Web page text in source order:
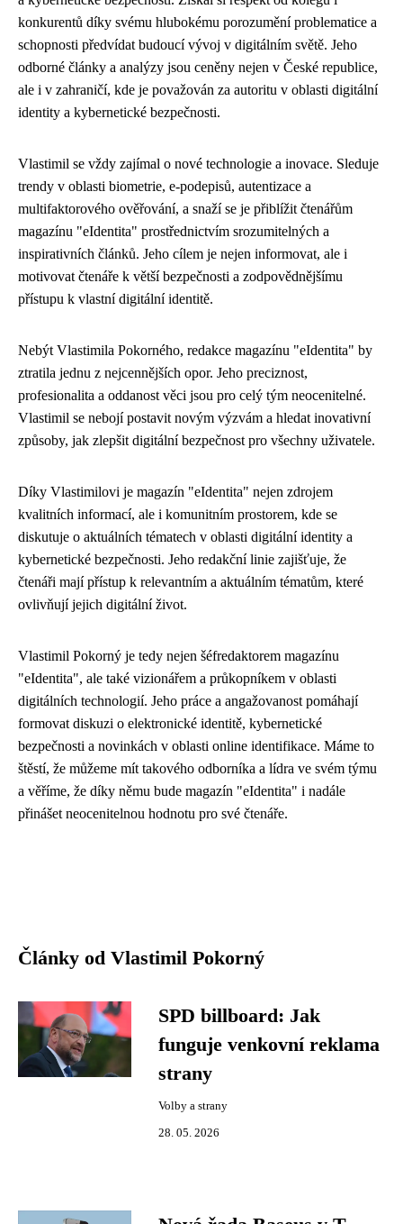
konkurentů díky svému hlubokému porozumění problematice a
schopnosti předvídat budoucí vývoj v digitálním světě. Jeho
odborné články a analýzy jsou ceněny nejen v České republice,
ale i v zahraničí, kde je považován za autoritu v oblasti digitální
identity a kybernetické bezpečnosti.
Vlastimil se vždy zajímal o nové technologie a inovace. Sleduje
trendy v oblasti biometrie, e-podepisů, autentizace a
multifaktorového ověřování, a snaží se je přiblížit čtenářům
magazínu "eIdentita" prostřednictvím srozumitelných a
inspirativních článků. Jeho cílem je nejen informovat, ale i
motivovat čtenáře k větší bezpečnosti a zodpovědnějšímu
přístupu k vlastní digitální identitě.
Nebýt Vlastimila Pokorného, redakce magazínu "eIdentita" by
ztratila jednu z nejcennějších opor. Jeho preciznost,
profesionalita a oddanost věci jsou pro celý tým neocenitelné.
Vlastimil se nebojí postavit novým výzvám a hledat inovativní
způsoby, jak zlepšit digitální bezpečnost pro všechny uživatele.
Díky Vlastimilovi je magazín "eIdentita" nejen zdrojem
kvalitních informací, ale i komunitním prostorem, kde se
diskutuje o aktuálních tématech v oblasti digitální identity a
kybernetické bezpečnosti. Jeho redakční linie zajišťuje, že
čtenáři mají přístup k relevantním a aktuálním tématům, které
ovlivňují jejich digitální život.
Vlastimil Pokorný je tedy nejen šéfredaktorem magazínu
"eIdentita", ale také vizionářem a průkopníkem v oblasti
digitálních technologií. Jeho práce a angažovanost pomáhají
formovat diskuzi o elektronické identitě, kybernetické
bezpečnosti a novinkách v oblasti online identifikace. Máme to
štěstí, že můžeme mít takového odborníka a lídra ve svém týmu
a věříme, že díky němu bude magazín "eIdentita" i nadále
přinášet neocenitelnou hodnotu pro své čtenáře.
Články od Vlastimil Pokorný
SPD billboard: Jak
funguje venkovní reklama
strany
Volby a strany
28. 05. 2026